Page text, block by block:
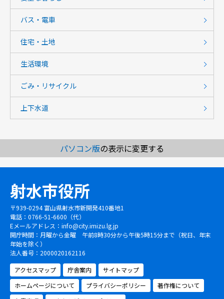
バス・電車
住宅・土地
生活環境
ごみ・リサイクル
上下水道
パソコン版の表示に変更する
射水市役所
〒939-0294 富山県射水市新開発410番地1
電話：0766-51-6600（代）
Eメールアドレス： info@city.imizu.lg.jp
開庁時間：月曜から金曜 午前8時30分から午後5時15分まで（祝日、年末
年始を除く）
法人番号：2000020162116
アクセスマップ
庁舎案内
サイトマップ
ホームページについて
プライバシーポリシー
著作権について